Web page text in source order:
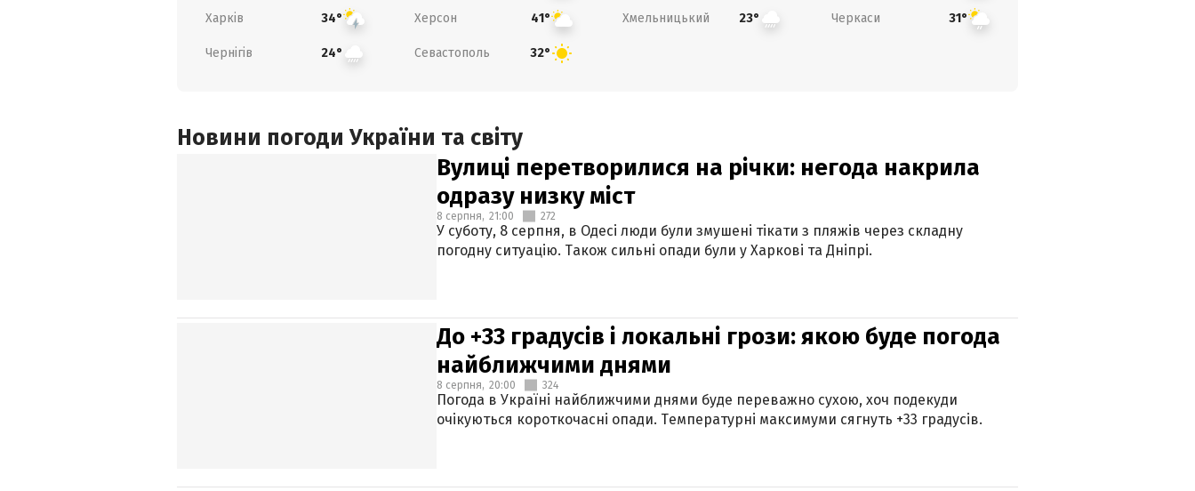
Харків 34° Херсон 41° Хмельницький 23° Черкаси 31°
Чернігів 24° Севастополь 32°
Новини погоди України та світу
Вулиці перетворилися на річки: негода накрила
одразу низку міст
8 серпня, 21:00 272
У суботу, 8 серпня, в Одесі люди були змушені тікати з пляжів через складну
погодну ситуацію. Також сильні опади були у Харкові та Дніпрі.
До +33 градусів і локальні грози: якою буде погода
найближчими днями
8 серпня, 20:00 324
Погода в Україні найближчими днями буде переважно сухою, хоч подекуди
очікуються короткочасні опади. Температурні максимуми сягнуть +33 градусів.